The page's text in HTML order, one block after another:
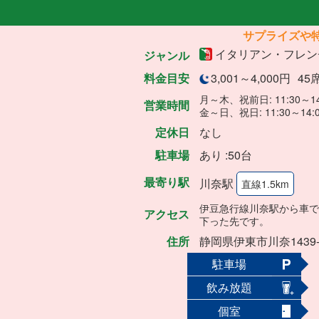
サプライズや
ジャンル
イタリアン・フレ
料金目安
3,001～4,000円 45
営業時間
月～木、祝前日: 11:30～
金～日、祝日: 11:30～
定休日
なし
駐車場
あり :50台
最寄り駅
川奈駅 直線1.5km
アクセス
伊豆急行線川奈駅から車
下った先です。
住所
静岡県伊東市川奈
駐車場
飲み放題
個室